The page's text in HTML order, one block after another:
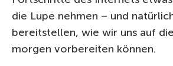
die Lupe nehmen – und
bereitstellen, wie wir uns auf
morgen vorbereiten können.